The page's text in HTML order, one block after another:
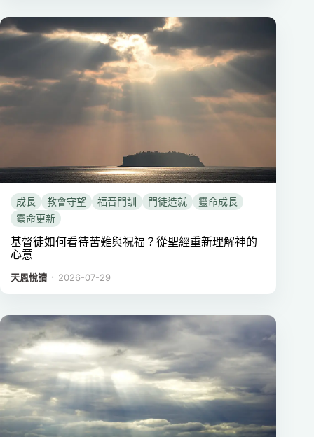
成長 教會守望 福音門訓 門徒造就
靈命成長
靈命更新
基督徒如何看待苦難與祝福？從聖經重新理解神的
心意
天恩悅讀 ． 2026-07-29